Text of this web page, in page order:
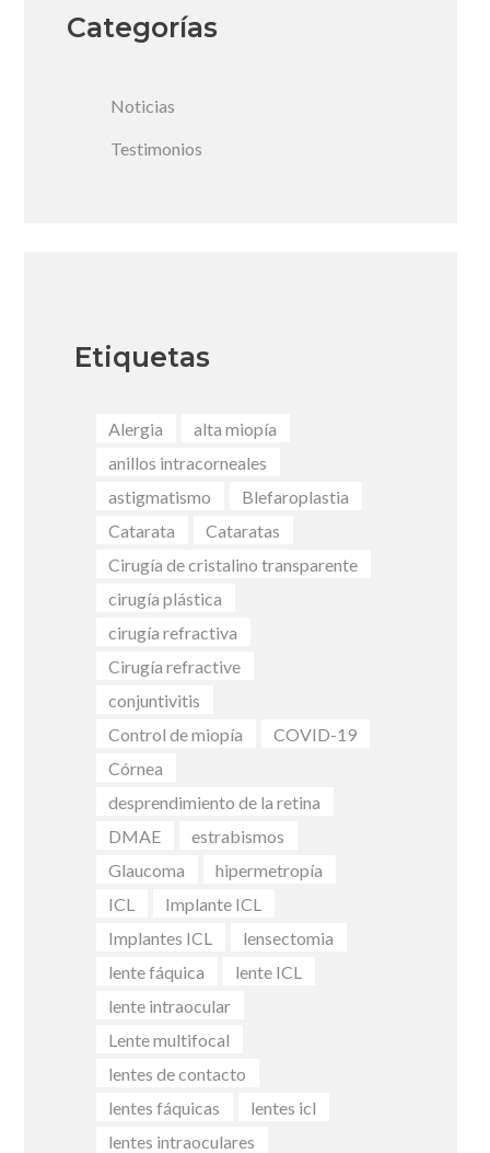
Categorías
Noticias
Testimonios
Etiquetas
Alergia
alta miopía
anillos intracorneales
astigmatismo
Blefaroplastia
Catarata
Cataratas
Cirugía de cristalino transparente
cirugía plástica
cirugía refractiva
Cirugía refractive
conjuntivitis
Control de miopía
COVID-19
Córnea
desprendimiento de la retina
DMAE
estrabismos
Glaucoma
hipermetropía
ICL
Implante ICL
Implantes ICL
lensectomia
lente fáquica
lente ICL
lente intraocular
Lente multifocal
lentes de contacto
lentes fáquicas
lentes icl
lentes intraoculares